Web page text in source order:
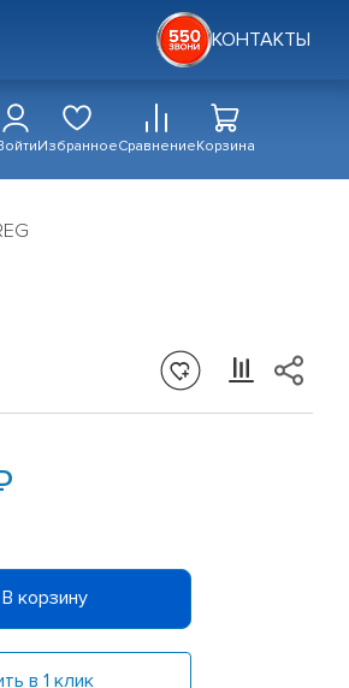
КОНТАКТЫ
ИзбранноеСравнениеКорзина
В корзину
в 1 клик